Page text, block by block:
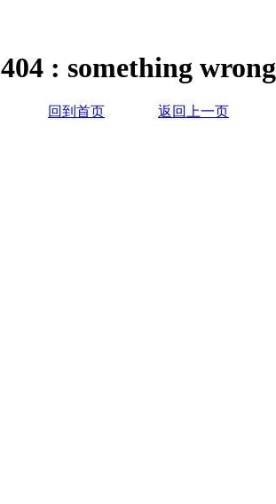
404 : something wrong
回到首页 返回上一页